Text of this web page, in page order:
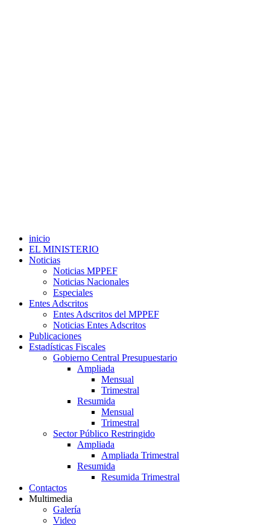
inicio
EL MINISTERIO
Noticias
Noticias MPPEF
Noticias Nacionales
Especiales
Entes Adscritos
Entes Adscritos del MPPEF
Noticias Entes Adscritos
Publicaciones
Estadísticas Fiscales
Gobierno Central Presupuestario
Ampliada
Mensual
Trimestral
Resumida
Mensual
Trimestral
Sector Público Restringido
Ampliada
Ampliada Trimestral
Resumida
Resumida Trimestral
Contactos
Multimedia
Galería
Video